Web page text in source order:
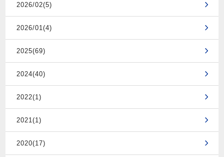
2026/02(5)
2026/01(4)
2025(69)
2024(40)
2022(1)
2021(1)
2020(17)